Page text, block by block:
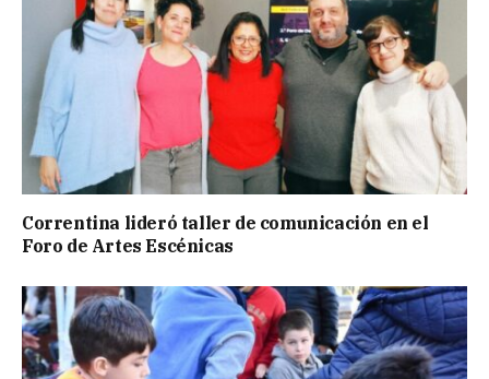
Correntina lideró taller de comunicación en el
Foro de Artes Escénicas